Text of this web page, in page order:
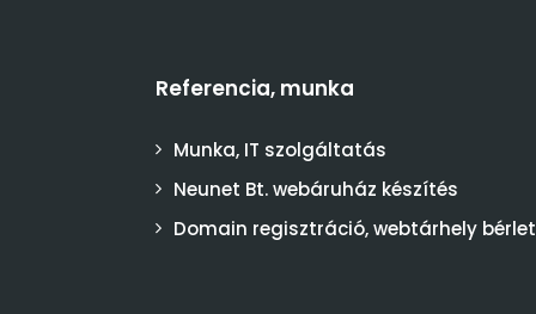
Referencia, munka
Munka, IT szolgáltatás
Neunet Bt. webáruház készítés
Domain regisztráció, webtárhely bérlet